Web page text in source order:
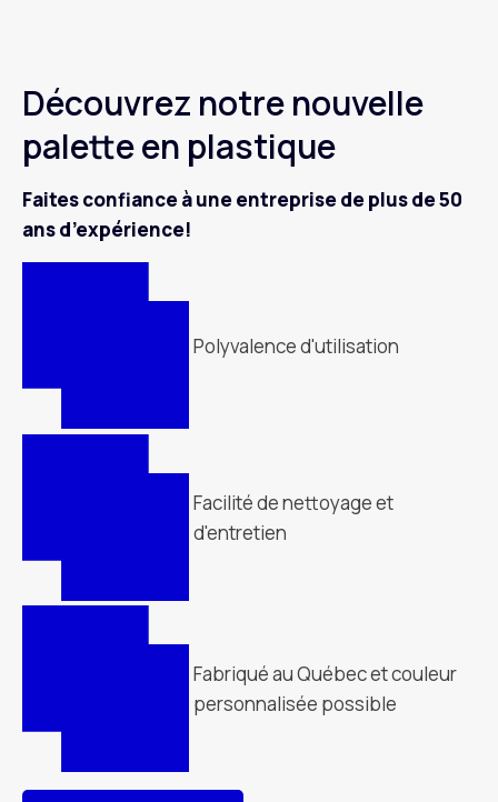
Découvrez notre nouvelle
palette en plastique
Faites confiance à une entreprise de plus de 50
ans d’expérience!
Polyvalence d'utilisation
Facilité de nettoyage et
d'entretien
Fabriqué au Québec et couleur
personnalisée possible